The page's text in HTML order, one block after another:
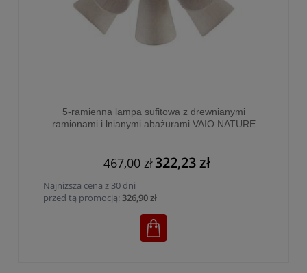
5-ramienna lampa sufitowa z drewnianymi
ramionami i lnianymi abażurami VAIO NATURE
467,00 zł322,23 zł
Najniższa cena z 30 dni
przed tą promocją:326,90 zł